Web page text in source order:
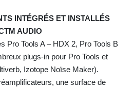
INTÉGRÉS ET INSTALLÉS
AUDIO
Pro Tools A – HDX 2, Pro Tools B
plugs-in pour Pro Tools et
Izotope Noïse Maker).
une surface de